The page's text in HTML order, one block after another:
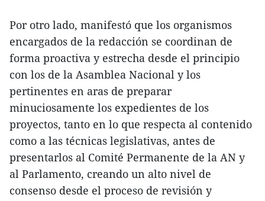
Por otro lado, manifestó que los organismos
encargados de la redacción se coordinan de
forma proactiva y estrecha desde el principio
con los de la Asamblea Nacional y los
pertinentes en aras de preparar
minuciosamente los expedientes de los
proyectos, tanto en lo que respecta al contenido
como a las técnicas legislativas, antes de
presentarlos al Comité Permanente de la AN y
al Parlamento, creando un alto nivel de
consenso desde el proceso de revisión y